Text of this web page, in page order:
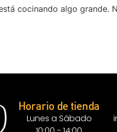
cocinando algo grande.
Horario de tienda
Lunes a Sábado